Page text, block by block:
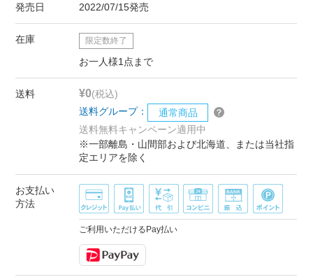
発売日 2022/07/15発売
在庫 限定数終了
お一人様1点まで
送料 ¥0(税込)
送料グループ：
通常商品
送料無料キャンペーン適用中
※一部離島・山間部および北海道、または当社指
定エリアを除く
お支払い
方法
ご利用いただけるPay払い